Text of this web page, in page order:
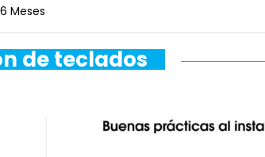
6 Meses
de teclados